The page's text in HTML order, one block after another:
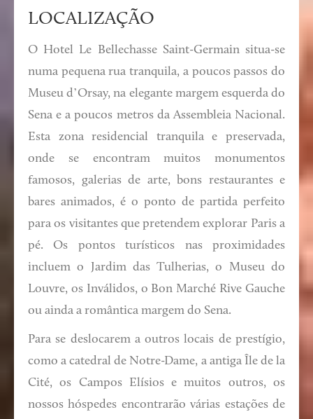
LOCALIZAÇÃO
O Hotel Le Bellechasse Saint-Germain situa-se
numa pequena rua tranquila, a poucos passos do
Museu d’Orsay, na elegante margem esquerda do
Sena e a poucos metros da Assembleia Nacional.
Esta zona residencial tranquila e preservada,
onde se encontram muitos monumentos
famosos, galerias de arte, bons restaurantes e
bares animados, é o ponto de partida perfeito
para os visitantes que pretendem explorar Paris a
pé. Os pontos turísticos nas proximidades
incluem o Jardim das Tulherias, o Museu do
Louvre, os Inválidos, o Bon Marché Rive Gauche
ou ainda a romântica margem do Sena.
Para se deslocarem a outros locais de prestígio,
como a catedral de Notre-Dame, a antiga Île de la
Cité, os Campos Elísios e muitos outros, os
nossos hóspedes encontrarão várias estações de